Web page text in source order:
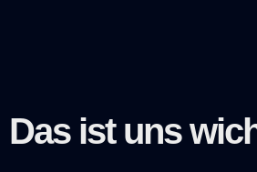
Das ist uns